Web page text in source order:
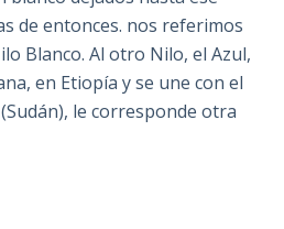
de entonces. nos referimos
Blanco. Al otro Nilo, el Azul,
en Etiopía y se une con el
le corresponde otra